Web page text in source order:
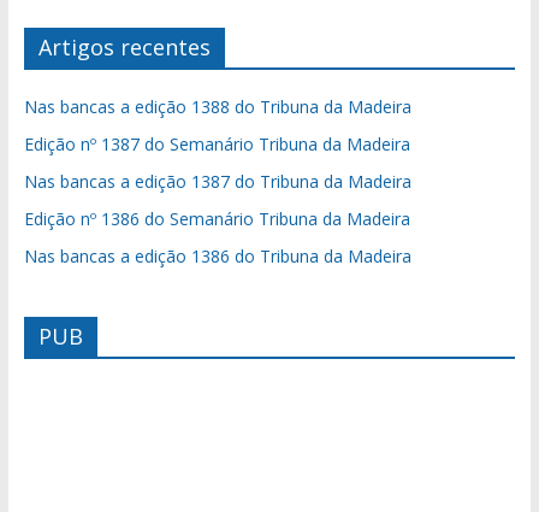
Artigos recentes
Nas bancas a edição 1388 do Tribuna da Madeira
Edição nº 1387 do Semanário Tribuna da Madeira
Nas bancas a edição 1387 do Tribuna da Madeira
Edição nº 1386 do Semanário Tribuna da Madeira
Nas bancas a edição 1386 do Tribuna da Madeira
PUB